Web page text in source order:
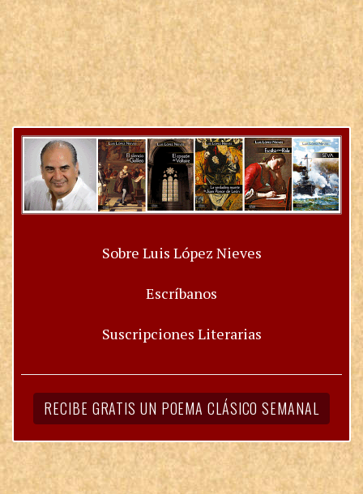
Sobre Luis López Nieves
Escríbanos
Suscripciones Literarias
RECIBE GRATIS UN POEMA CLÁSICO SEMANAL